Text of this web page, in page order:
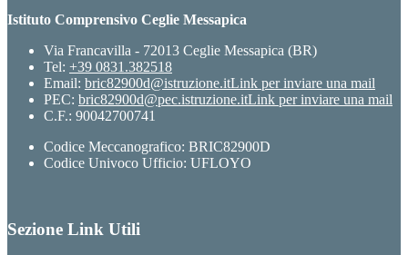
Istituto Comprensivo Ceglie Messapica
Via Francavilla - 72013 Ceglie Messapica (BR)
Tel: +39 0831.382518
Email: bric82900d@istruzione.itLink per inviare una mail
PEC: bric82900d@pec.istruzione.itLink per inviare una mail
C.F.: 90042700741
Codice Meccanografico: BRIC82900D
Codice Univoco Ufficio: UFLOYO
Sezione Link Utili